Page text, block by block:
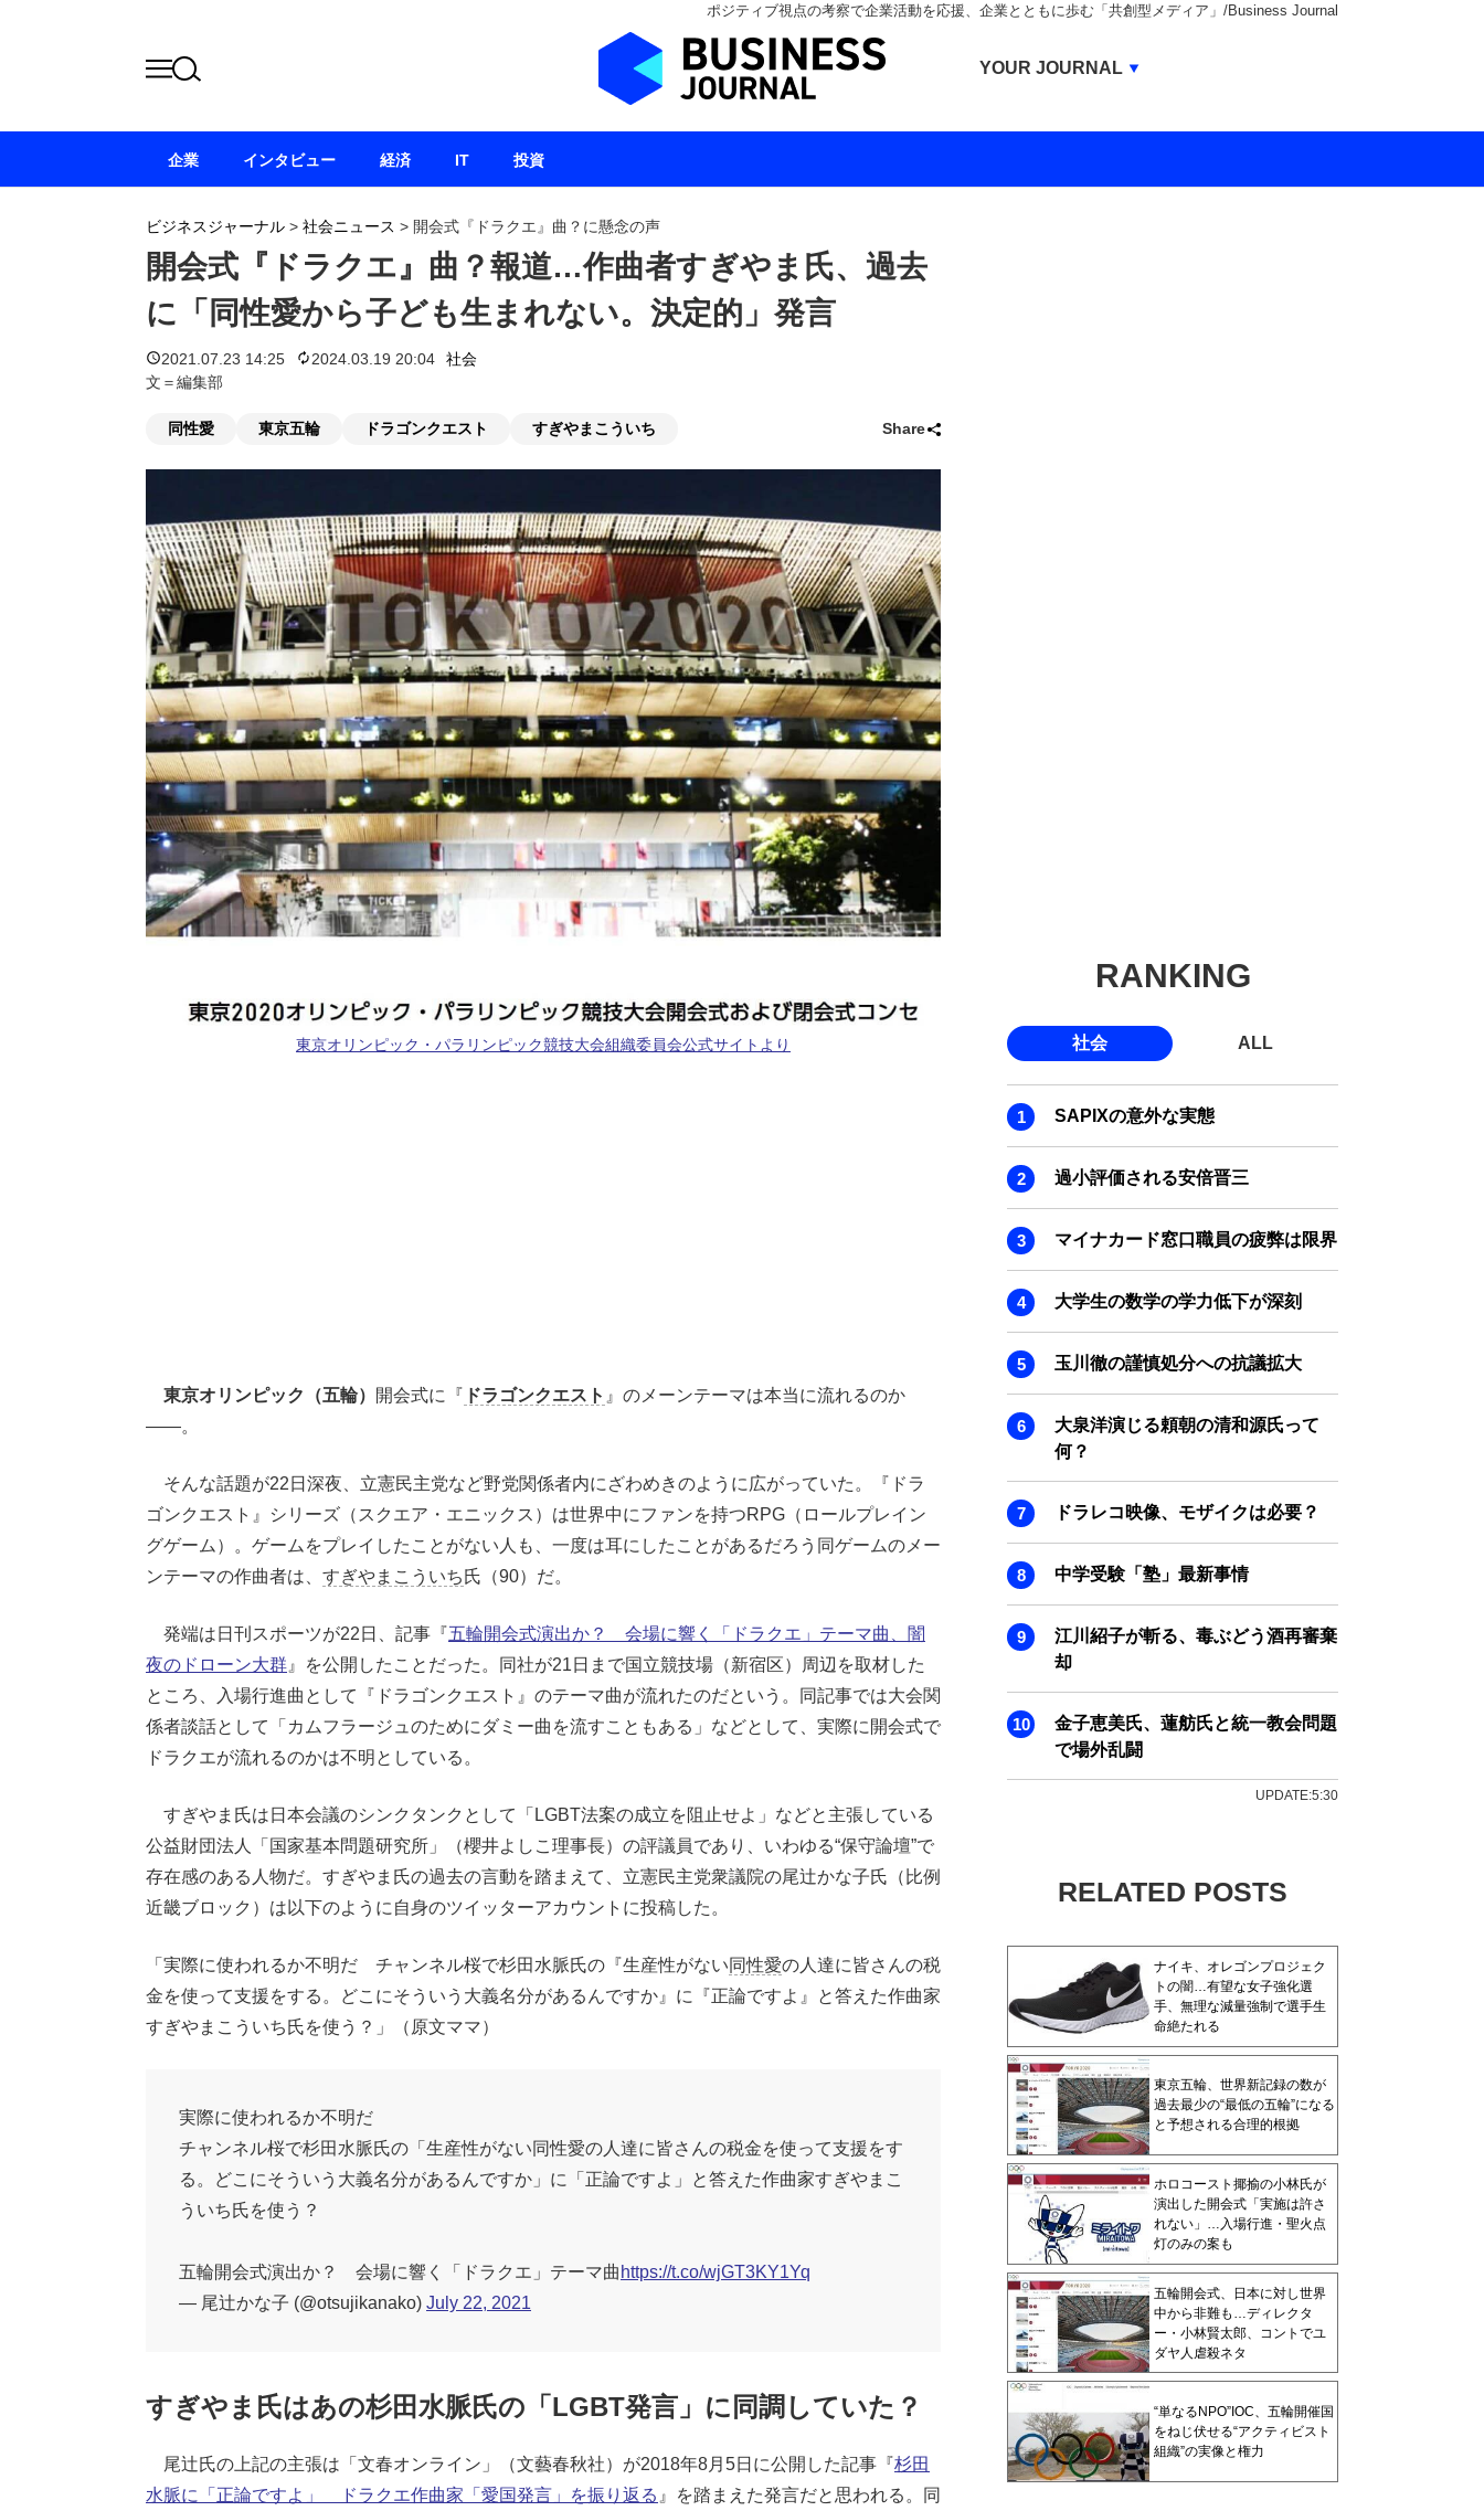
ポジティブ視点の考察で企業活動を応援、企業とともに歩む「共創型メディア」/Business Journal
ビジネスジャーナル > 社会ニュース > 開会式『ドラクエ』曲？に懸念の声
開会式『ドラクエ』曲？報道…作曲者すぎやま氏、過去
に「同性愛から子ども生まれない。決定的」発言
2021.07.23 14:25 2024.03.19 20:04
社会
文＝編集部
同性愛 東京五輪 ドラゴンクエスト すぎやまこういち Share
東京オリンピック・パラリンピック競技大会組織委員会公式サイトより
東京オリンピック（五輪） 開会式に『 ドラゴンクエスト 』のメーンテーマは本当に流れるのか
――。
そんな話題が22日深夜、立憲民主党など野党関係者内にざわめきのように広がっていた。『ドラ
ゴンクエスト』シリーズ（スクエア・エニックス）は世界中にファンを持つRPG（ロールプレイン
グゲーム）。ゲームをプレイしたことがない人も、一度は耳にしたことがあるだろう同ゲームのメー
ンテーマの作曲者は、 すぎやまこういち 氏（90）だ。
発端は日刊スポーツが22日、記事『五輪開会式演出か？ 会場に響く「ドラクエ」テーマ曲、闇
夜のドローン大群 』を公開したことだった。同社が21日まで国立競技場（新宿区）周辺を取材した
ところ、入場行進曲として『ドラゴンクエスト』のテーマ曲が流れたのだという。同記事では大会関
係者談話として「カムフラージュのためにダミー曲を流すこともある」などとして、実際に開会式で
ドラクエが流れるのかは不明としている。
すぎやま氏は日本会議のシンクタンクとして「LGBT法案の成立を阻止せよ」などと主張している
公益財団法人「国家基本問題研究所」（櫻井よしこ理事長）の評議員であり、いわゆる“保守論壇”で
存在感のある人物だ。すぎやま氏の過去の言動を踏まえて、立憲民主党衆議院の尾辻かな子氏（比例
近畿ブロック）は以下のように自身のツイッターアカウントに投稿した。
「実際に使われるか不明だ チャンネル桜で杉田水脈氏の『生産性がない同性愛の人達に皆さんの税
金を使って支援をする。どこにそういう大義名分があるんですか』に『正論ですよ』と答えた作曲家
すぎやまこういち氏を使う？」（原文ママ）
実際に使われるか不明だ
チャンネル桜で杉田水脈氏の「生産性がない同性愛の人達に皆さんの税金を使って支援をす
る。どこにそういう大義名分があるんですか」に「正論ですよ」と答えた作曲家すぎやまこ
ういち氏を使う？
五輪開会式演出か？ 会場に響く「ドラクエ」テーマ曲 https://t.co/wjGT3KY1Yq
— 尾辻かな子 (@otsujikanako) July 22, 2021
すぎやま氏はあの杉田水脈氏の「LGBT発言」に同調していた？
尾辻氏の上記の主張は「文春オンライン」（文藝春秋社）が2018年8月5日に公開した記事『杉田
水脈に「正論ですよ」 ドラクエ作曲家「愛国発言」を振り返る 』を踏まえた発言だと思われる。同
RANKING
社会 ALL
SAPIXの意外な実態
過小評価される安倍晋三
マイナカード窓口職員の疲弊は限界
大学生の数学の学力低下が深刻
玉川徹の謹慎処分への抗議拡大
大泉洋演じる頼朝の清和源氏って
何？
ドラレコ映像、モザイクは必要？
中学受験「塾」最新事情
江川紹子が斬る、毒ぶどう酒再審棄
却
金子恵美氏、蓮舫氏と統一教会問題
で場外乱闘
UPDATE:5:30
RELATED POSTS
ナイキ、オレゴンプロジェク
トの闇…有望な女子強化選
手、無理な減量強制で選手生
命絶たれる
東京五輪、世界新記録の数が
過去最少の“最低の五輪”になる
と予想される合理的根拠
ホロコースト揶揄の小林氏が
演出した開会式「実施は許さ
れない」…入場行進・聖火点
灯のみの案も
五輪開会式、日本に対し世界
中から非難も…ディレクタ
ー・小林賢太郎、コントでユ
ダヤ人虐殺ネタ
“単なるNPO”IOC、五輪開催国
をねじ伏せる“アクティビスト
組織”の実像と権力
企業 インタビュー 経済 IT 投資
YOUR JOURNAL
BUSINESS JOURNAL